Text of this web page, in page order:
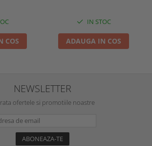
COS
IN STOC
ADAUGA IN COS
NEWSLETTER
ofertele si promotiile noastre